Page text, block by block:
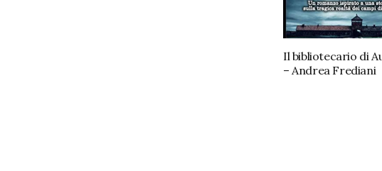
Il bibliotecario di
– Andrea Frediani